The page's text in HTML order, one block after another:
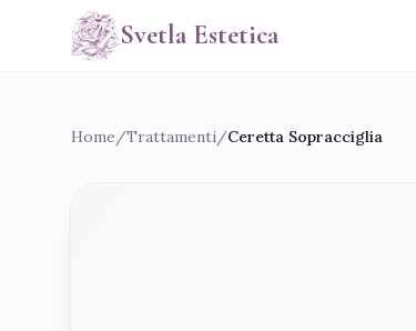
Svetla Estetica
Home/Trattamenti/Ceretta Sopracciglia